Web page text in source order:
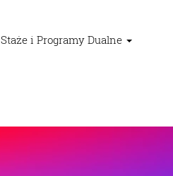
Staże i Programy Dualne